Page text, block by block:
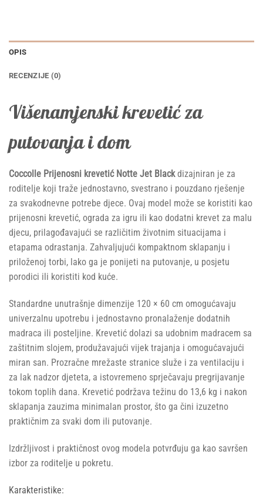
OPIS
RECENZIJE (0)
Višenamjenski krevetić za
putovanja i dom
Coccolle Prijenosni krevetić Notte Jet Blackdizajniran je za
roditelje koji traže jednostavno, svestrano i pouzdano rješenje
za svakodnevne potrebe djece. Ovaj model može se koristiti kao
prijenosni krevetić, ograda za igru ili kao dodatni krevet za malu
djecu, prilagođavajući se različitim životnim situacijama i
etapama odrastanja. Zahvaljujući kompaktnom sklapanju i
priloženoj torbi, lako ga je ponijeti na putovanje, u posjetu
porodici ili koristiti kod kuće.
Standardne unutrašnje dimenzije 120 × 60 cm omogućavaju
univerzalnu upotrebu i jednostavno pronalaženje dodatnih
madraca ili posteljine. Krevetić dolazi sa udobnim madracem sa
zaštitnim slojem, produžavajući vijek trajanja i omogućavajući
miran san. Prozračne mrežaste stranice služe i za ventilaciju i
za lak nadzor djeteta, a istovremeno sprječavaju pregrijavanje
tokom toplih dana. Krevetić podržava težinu do 13,6 kg i nakon
sklapanja zauzima minimalan prostor, što ga čini izuzetno
praktičnim za svaki dom ili putovanje.
Izdržljivost i praktičnost ovog modela potvrđuju ga kao savršen
izbor za roditelje u pokretu.
Karakteristike: